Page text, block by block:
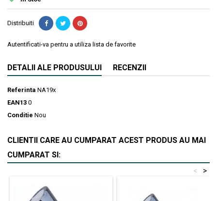
Distribuiti
Autentificati-va pentru a utiliza lista de favorite
DETALII ALE PRODUSULUI RECENZII
Referinta NA19x
EAN13 0
Conditie Nou
CLIENTII CARE AU CUMPARAT ACEST PRODUS AU MAI
CUMPARAT SI:
>
<